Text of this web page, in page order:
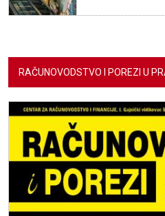
RAČUNOVODSTVO I POREZI U